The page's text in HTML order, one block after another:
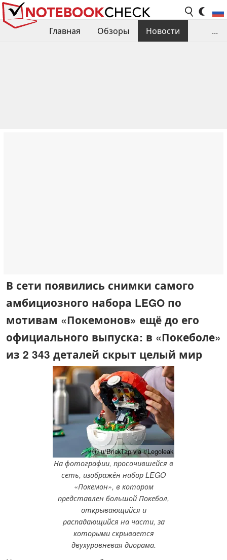
Главная Обзоры
Новости
...
В сети появились снимки самого
амбициозного набора LEGO по
мотивам «Покемонов» ещё до его
официального выпуска: в «Покеболе»
из 2 343 деталей скрыт целый мир
ⓘ u/BrickTap via r/Legoleak
На фотографии, просочившейся в
сеть, изображён набор LEGO
«Покемон», в котором
представлен большой Покебол,
открывающийся и
распадающийся на части, за
которыми скрывается
двухуровневая диорама.